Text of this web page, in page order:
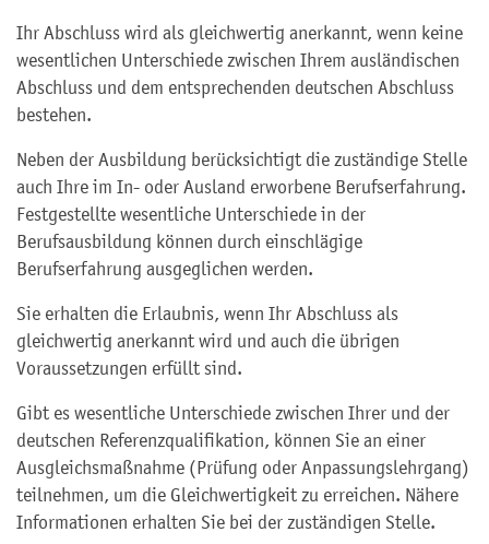
Ihr Abschluss wird als gleichwertig anerkannt, wenn keine
wesentlichen Unterschiede zwischen Ihrem ausländischen
Abschluss und dem entsprechenden deutschen Abschluss
bestehen.
Neben der Ausbildung berücksichtigt die zuständige Stelle
auch Ihre im In- oder Ausland erworbene Berufserfahrung.
Festgestellte wesentliche Unterschiede in der
Berufsausbildung können durch einschlägige
Berufserfahrung ausgeglichen werden.
Sie erhalten die Erlaubnis, wenn Ihr Abschluss als
gleichwertig anerkannt wird und auch die übrigen
Voraussetzungen erfüllt sind.
Gibt es wesentliche Unterschiede zwischen Ihrer und der
deutschen Referenzqualifikation, können Sie an einer
Ausgleichsmaßnahme (Prüfung oder Anpassungslehrgang)
teilnehmen, um die Gleichwertigkeit zu erreichen. Nähere
Informationen erhalten Sie bei der zuständigen Stelle.